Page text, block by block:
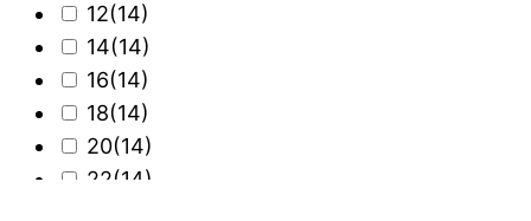
12(14)
14(14)
16(14)
18(14)
20(14)
22(14)